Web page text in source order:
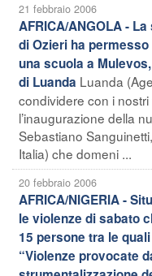
21 febbraio 2006
AFRICA/ANGOLA -
di Ozieri ha
una scuola a
di Luanda Luanda
condividere con i
l’inaugurazione della
Sebastiano
Italia) che domeni ...
20 febbraio 2006
AFRICA/NIGERIA -
le violenze di sabato
15 persone tra le
“Violenze provocate